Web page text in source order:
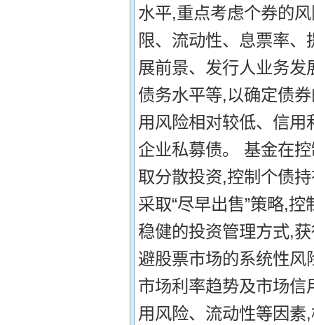
水平,重点考虑个券的
限、流动性、息票率
展前景、发行人业务
债务水平等,以确定债
用风险相对较低、信
企业私募债。 基金在
取分散投资,控制个债
采取“尽早出售”策略,
稳健的投资管理方式,
避股票市场的系统性
市场利率趋势及市场
用风险、流动性等因